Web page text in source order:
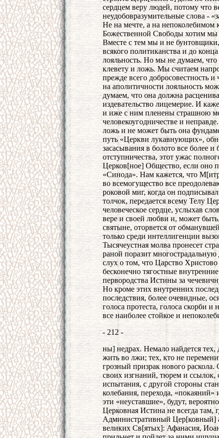
сердцем веру людей, потому что
неудобовразумительные слова -
Не на мечте, а на
Божественной Свободы хотим
Вместе с тем мы и не
всякого политиканства и до
лояльность. Но мы не думаем, что
клевету и ложь. Мы считаем
прежде всего добросовестность
на аполитичности лояльность
думаем, что она должна
издевательство лицемерие. И
и иже с ним пленены страшною
человекоугодничестве и
ложь и не может быть она
путь «Церкви лукавнующих»,
засасывания в болото все более
отступничества, этот ужас
Церков[ное] Общество, если оно
«Синода». Нам кажется, что
во всемогущество все
роковой миг, когда он
толчок, передается всему Телу
человеческое сердце, услыхав
вере и своей любви и, может
святыне, оторвется от
только среди интеллигенции
Тысячеустная молва пронесет
раной поразит
слух о том, что Царство
бесконечно тягостные
первородства Истины за
Но кроме этих внутренних
последствия, более очевидные,
голоса протеста, голоса скорби
все наиболее стойкое и
- 212 -
ны] недрах. Немало найдется
жить во лжи; тех, кто не
грозный призрак нового
своих изгнаний, тюрем и ссылок,
испытания, с другой стороны
колебания, перехода,
эти «неуставшие», будут,
Церковная Истина не всегда там,
Административный Цер[ковный]
великих Св[ятых]: Афанасия,